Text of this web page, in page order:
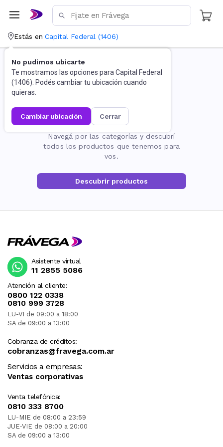
Estás en Capital Federal (1406)
No pudimos ubicarte
Te mostramos las opciones para Capital Federal
(1406). Podés cambiar tu ubicación cuando
quieras.
cambiar ubicación cerrar
La página no existe
Navegá por las categorías y descubrí
todos los productos que tenemos para
vos.
Descubrir productos
Atención al cliente:
0800 122 0338
0810 999 3728
LU-VI de 09:00 a 18:00
SA de 09:00 a 13:00
Cobranza de créditos:
cobranzas@fravega.com.ar
Servicios a empresas:
Ventas corporativas
Venta telefónica:
0810 333 8700
LU-MIE de 08:00 a 23:59
JUE-VIE de 08:00 a 20:00
SA de 09:00 a 13:00
Asistente virtual
11 2855 5086